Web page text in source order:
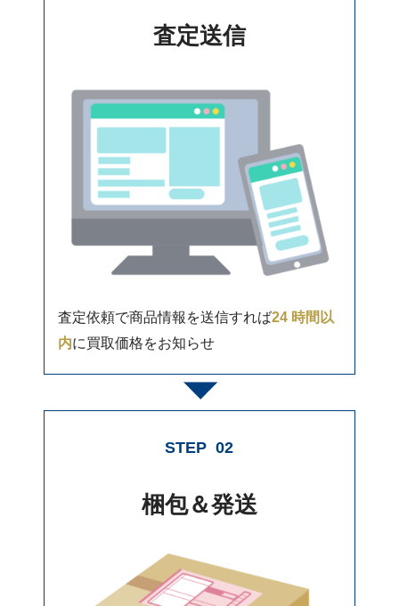
査定送信
査定依頼で商品情報を送信すれば24 時間以
内に買取価格をお知らせ
STEP 02
梱包＆発送